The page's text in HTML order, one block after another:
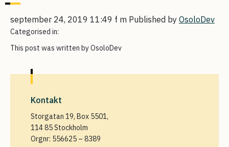
september 24, 2019 11:49 f m Published by OsoloDev
Categorised in:
This post was written by OsoloDev
Kontakt
Storgatan 19, Box 5501,
114 85 Stockholm
Orgnr: 556625 – 8389